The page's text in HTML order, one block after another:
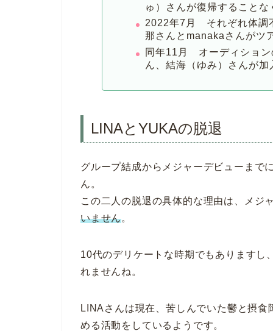
ゅ）さんが復帰することな
2022年7月 それぞれ体調
那さんとmanakaさんがツ
同年11月 オーディション
ん、結海（ゆみ）さんが加
LINAとYUKAの脱退
グループ結成からメジャーデビューまで
ん。
この二人の脱退の具体的な理由は、メジ
いません。
10代のデリケートな時期でもありますし
れませんね。
LINAさんは現在、苦しんでいた鬱と摂
める活動をしているようです。